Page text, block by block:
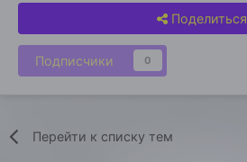
Поделиться
Подписчики 0
Перейти к списку тем